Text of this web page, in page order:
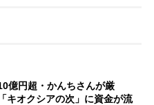
億円超・かんちさんが厳
キオクシアの次」に資金が流